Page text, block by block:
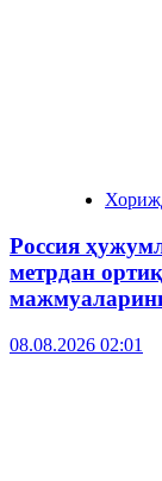
Россия
метрдан
08.08.2026 02:01